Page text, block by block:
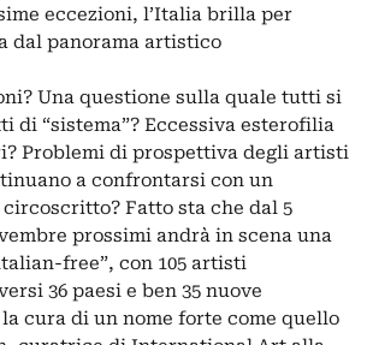
eccezioni, l’Italia brilla per
dal panorama artistico
Una questione sulla quale tutti si
di “sistema”? Eccessiva esterofilia
Problemi di prospettiva degli artisti
a confrontarsi con un
Fatto sta che dal 5
prossimi andrà in scena una
free”, con 105 artisti
36 paesi e ben 35 nuove
cura di un nome forte come quello